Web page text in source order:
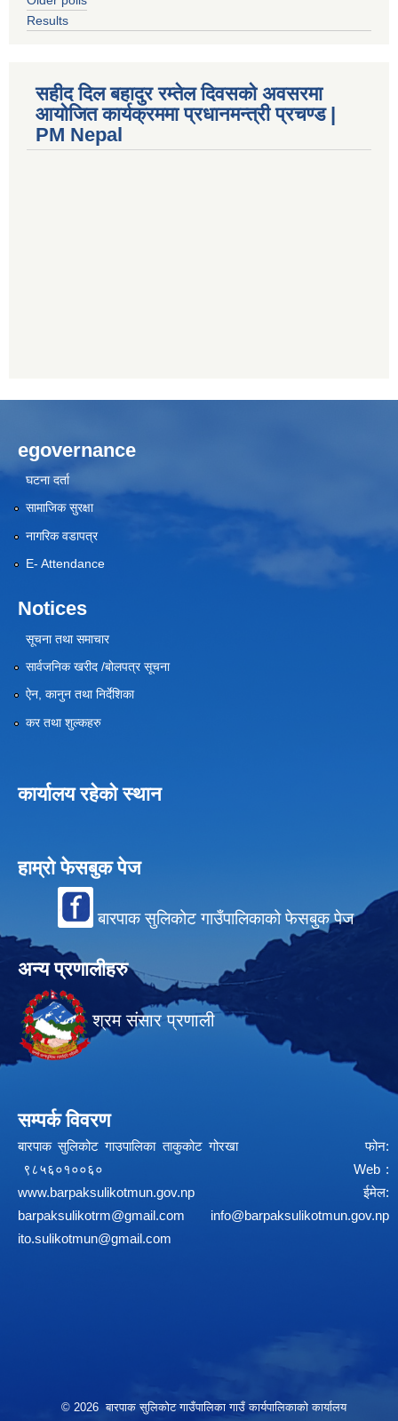
Results
सहीद दिल बहादुर रम्तेल दिवसको अवसरमा
आयोजित कार्यक्रममा प्रधानमन्त्री प्रचण्ड |
PM Nepal
egovernance
घटना दर्ता
सामाजिक सुरक्षा
नागरिक वडापत्र
E- Attendance
Notices
सूचना तथा समाचार
सार्वजनिक खरीद /बोलपत्र सूचना
ऐन, कानुन तथा निर्देशिका
कर तथा शुल्कहरु
कार्यालय रहेको स्थान
हाम्रो फेसबुक पेज
बारपाक सुलिकोट गाउँपालिकाको फेसबुक पेज
अन्य प्रणालीहरु
श्रम संसार प्रणाली
सम्पर्क विवरण
बारपाक सुलिकोट गाउपालिका ताकुकोट गोरखा फोन:
९८५६०१००६० Web :
www.barpaksulikotmun.gov.np
ईमेल:
barpaksulikotrm@gmail.com
info@barpaksulikotmun.gov.np
ito.sulikotmun@gmail.com
© 2026 बारपाक सुलिकोट गाउँपालिका गाउँ कार्यपालिकाको कार्यालय